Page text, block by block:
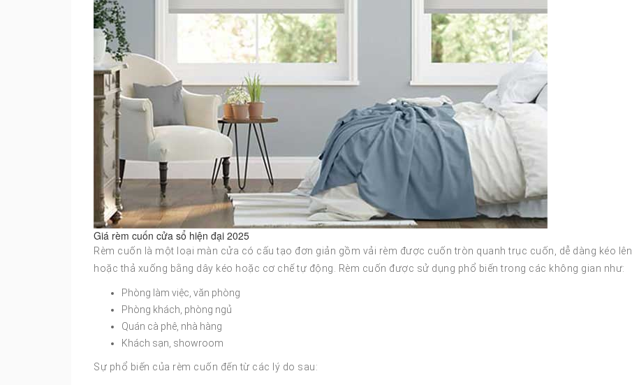
Giá rèm cuốn cửa sổ hiện đại 2025
Rèm cuốn là một loại màn cửa có cấu tạo đơn giản gồm vải rèm được cuốn tròn quanh trục cuốn, dễ dàng kéo lên
hoặc thả xuống bằng dây kéo hoặc cơ chế tự động. Rèm cuốn được sử dụng phổ biến trong các không gian như:
Phòng làm việc, văn phòng
Phòng khách, phòng ngủ
Quán cà phê, nhà hàng
Khách sạn, showroom
Sự phổ biến của rèm cuốn đến từ các lý do sau: